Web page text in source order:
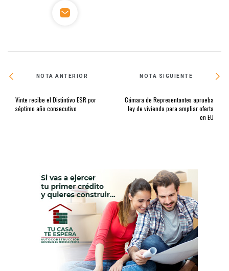
NOTA ANTERIOR
Vinte recibe el Distintivo ESR por
séptimo año consecutivo
NOTA SIGUIENTE
Cámara de Representantes aprueba
ley de vivienda para ampliar oferta
en EU